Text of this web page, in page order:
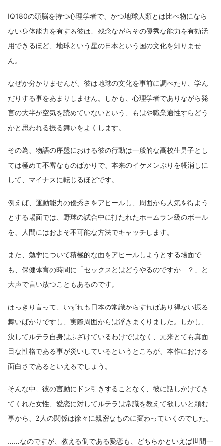
IQ180の頭脳を持つ心理学者で、かつ地球人類とは比べ物になら
ない身体能力を有する彼は、残念ながらその優秀な能力を有効活
用できるほど、地球という星の日本という国の文化を知りませ
ん。
なぜか分かりませんが、彼は地球の文化を事前に調べたり、学ん
だりする事をあまりしません。しかも、心理学者でありながら発
言の大半が空気を読めていないという、もはや職業適性すらどう
かと思われる振る舞いをよくします。
その為、物語の序盤における彼の行動は一般的な高校生男子とし
ては極めて不審なものばかりで、本来のイケメンぶりを帳消しに
して、マイナスに転じるほどです。
例えば、運動能力の優秀さをアピールし、周囲から人気を得よう
とする場面では、野球の試合中に打たれたホームラン級のボール
を、人間にはおよそ不可能な方法でキャッチします。
また、勉学について積極的な面をアピールしようとする場面で
も、保健体育の時間に「セックスとはどうやるのですか！？」と
大声で言い放つこともあるのです。
はっきり言って、いずれも日本の常識からすればあり得ない振る
舞いばかりですし、実際周囲からは浮きまくりました。しかし、
決してルテラ自身はふざけているわけではなく、元来とても真面
目な性格である事が災いしているというところが、本作における
面白さであるといえるでしょう。
そんな中、彼の言動にドン引きすることなく、彼に話しかけてき
てくれた女性、愛恋に対してルテラは常識を教えて欲しいと頼む
事から、2人の関係は徐々に親密なものに変わっていくのでした。
……なのですが、教える側である愛恋も、どちらかといえば世間一